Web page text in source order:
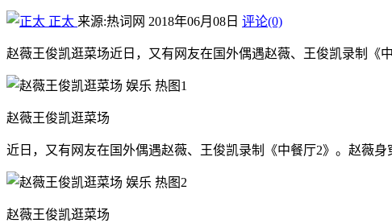
正太 来源:热词网 2018年06月08日 评论(0)
赵薇王俊凯逛菜场近日，又有网友在国外偶遇赵薇、王俊凯录制
赵薇王俊凯逛菜场
近日，又有网友在国外偶遇赵薇、王俊凯录制《中餐厅2》。赵薇
赵薇王俊凯逛菜场